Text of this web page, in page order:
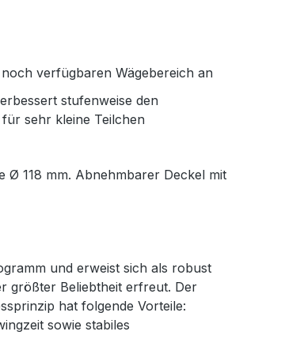
verfügbaren Wägebereich an
stufenweise den
sehr kleine Teilchen
Ø 118 mm. Abnehmbarer Deckel mit
und erweist sich als robust
größter Beliebtheit erfreut. Der
hat folgende Vorteile:
sowie stabiles